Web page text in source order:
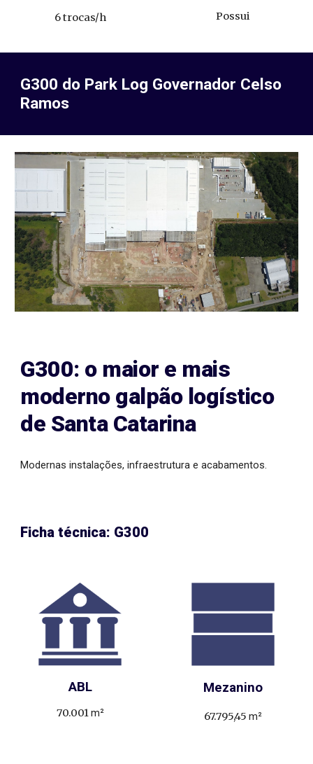
6 trocas/h Possui
G300 do Park Log Governador Celso
Ramos
G300: o maior e mais
moderno galpão logístico
de Santa Catarina
Modernas instalações, infraestrutura e acabamentos.
Ficha técnica: G300
ABL
70.001m²
Mezanino
67.795,45 m²